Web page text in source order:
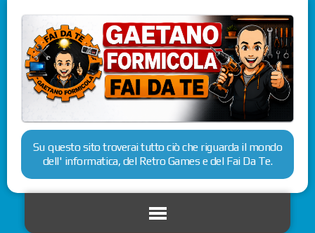
Su questo sito troverai tutto ciò che riguarda il mondo
dell' informatica, del Retro Games e del Fai Da Te.